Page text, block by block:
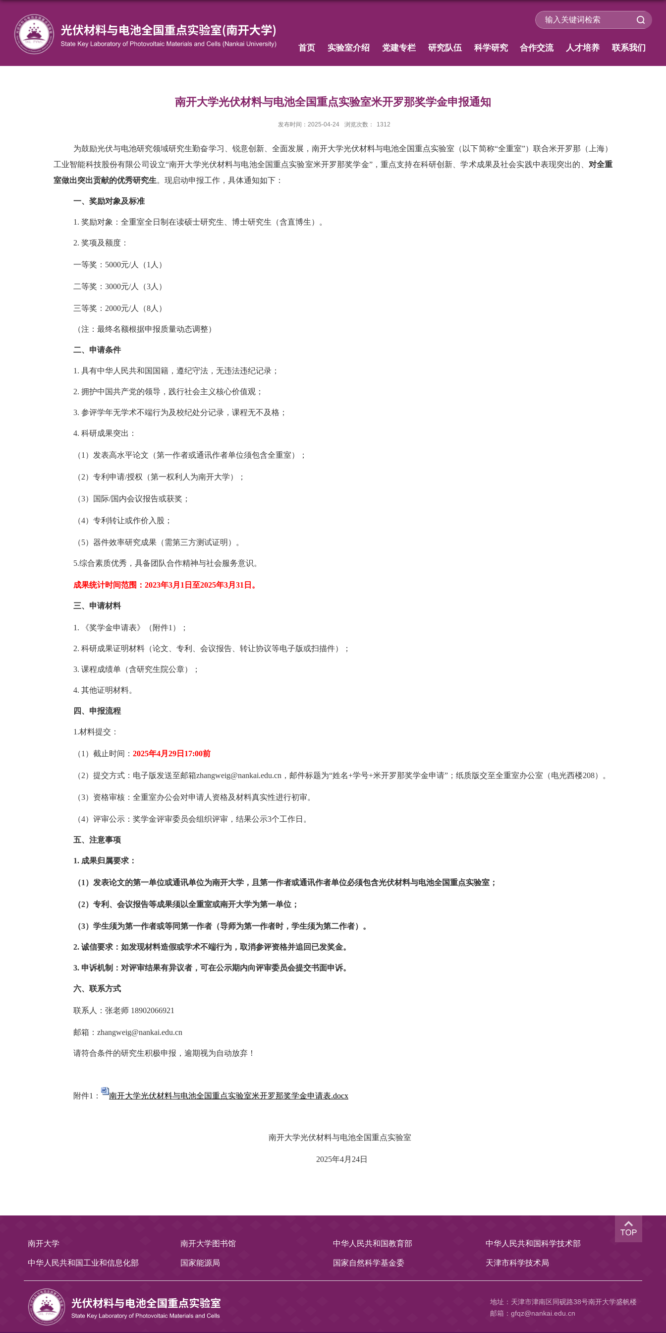
首页 实验室介绍 党建专栏 研究队伍 科学研究 合作交流 人才培养 联系我们
南开大学光伏材料与电池全国重点实验室米开罗那奖学金申报通知
发布时间：2025-04-24 浏览次数： 1312
为鼓励光伏与电池研究领域研究生勤奋学习、锐意创新、全面发展，南开大学光伏材料与电池全国重点实验室（以下简称“全重室”）联合米开罗那（上海）
工业智能科技股份有限公司设立“南开大学光伏材料与电池全国重点实验室米开罗那奖学金”，重点支持在科研创新、学术成果及社会实践中表现突出的、 对全重
室做出突出贡献的优秀研究生。现启动申报工作，具体通知如下：
一、奖励对象及标准
1. 奖励对象：全重室全日制在读硕士研究生、博士研究生（含直博生）。
2. 奖项及额度：
一等奖： 5000元/人（1 人）
二等奖： 3000元/人（3 人）
三等奖： 2000元/人（8 人）
（注：最终名额根据申报质量动态调整）
二、申请条件
1. 具有中华人民共和国国籍，遵纪守法，无违法违纪记录；
2. 拥护中国共产党的领导，践行社会主义核心价值观；
3. 参评学年无学术不端行为及校纪处分记录，课程无不及格；
4. 科研成果突出：
（1 ）发表高水平论文（第一作者或通讯作者单位须包含全重室）；
（2）专利申请/授权（第一权利人为南开大学）；
（3）国际/国内会议报告或获奖；
（4）专利转让或作价入股；
（5）器件效率研究成果（需第三方测试证明）。
5.综合素质优秀，具备团队合作精神与社会服务意识。
成果统计时间范围： 2023年3月 1 日至2025年3月 31 日。
三、申请材料
1. 《奖学金申请表》（附件1 ）；
2. 科研成果证明材料（论文、专利、会议报告、转让协议等电子版或扫描件）；
3. 课程成绩单（含研究生院公章）；
4. 其他证明材料。
四、申报流程
1.材料提交：
（1 ）截止时间： 2025年4月 29 日 17:00前
（2）提交方式：电子版发送至邮箱zhangweig@nankai.edu.cn ， 邮件标题为“姓名+学号+米开罗那奖学金申请” ；纸质版交至全重室办公室（电光西楼208）。
（3）资格审核：全重室办公会对申请人资格及材料真实性进行初审。
（4）评审公示：奖学金评审委员会组织评审，结果公示3个工作日。
五、注意事项
1. 成果归属要求：
（1 ）发表论文的第一单位或通讯单位为南开大学，且第一作者或通讯作者单位必须包含光伏材料与电池全国重点实验室；
（2）专利、会议报告等成果须以全重室或南开大学为第一单位；
（3）学生须为第一作者或等同第一作者（导师为第一作者时，学生须为第二作者）。
2. 诚信要求：如发现材料造假或学术不端行为，取消参评资格并追回已发奖金。
3. 申诉机制：对评审结果有异议者，可在公示期内向评审委员会提交书面申诉。
六、联系方式
联系人：张老师 18902066921
邮箱： zhangweig@nankai.edu.cn
请符合条件的研究生积极申报，逾期视为自动放弃！
附件1 ： 南开大学光伏材料与电池全国重点实验室米开罗那奖学金申请表.docx
南开大学光伏材料与电池全国重点实验室
2025年4月 24日
南开大学 南开大学图书馆 中华人民共和国教育部 中华人民共和国科学技术部
中华人民共和国工业和信息化部 国家能源局 国家自然科学基金委 天津市科学技术局
地址：天津市津南区同砚路38号南开大学盛帆楼
邮箱：gfqz@nankai.edu.cn